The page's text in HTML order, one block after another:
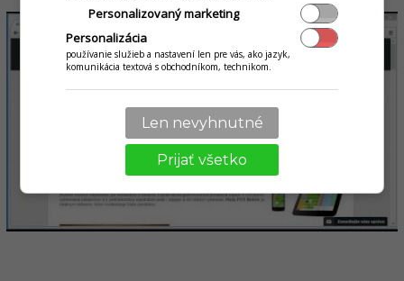
Personalizovaný marketing
Personalizácia
používanie služieb a nastavení len pre vás, ako jazyk,
komunikácia textová s obchodníkom, technikom.
Len nevyhnutné
Prijať všetko